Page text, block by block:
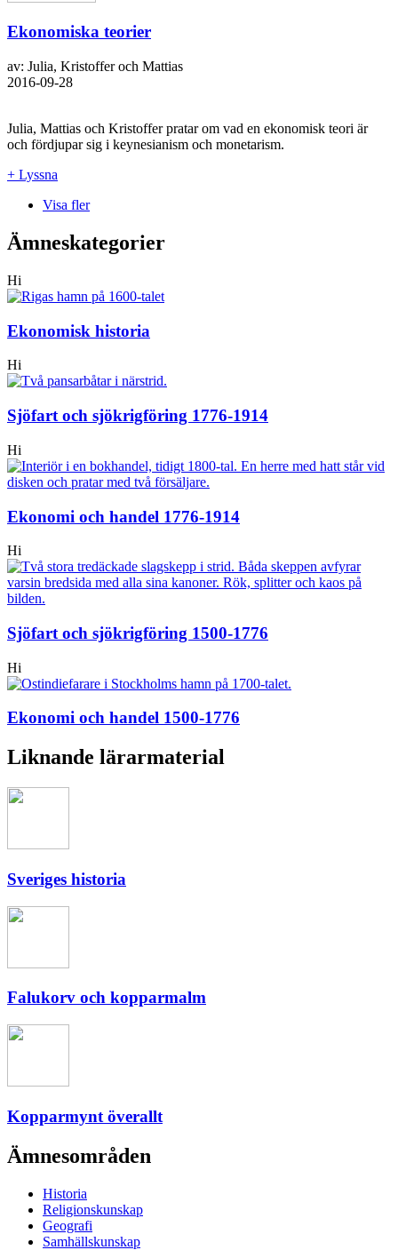
Ekonomiska teorier
av: Julia, Kristoffer och Mattias
2016-09-28
Julia, Mattias och Kristoffer pratar om vad en ekonomisk teori är
och fördjupar sig i keynesianism och monetarism.
+ Lyssna
Visa fler
Ämneskategorier
Hi
Ekonomisk historia
Hi
Sjöfart och sjökrigföring 1776-1914
Hi
Ekonomi och handel 1776-1914
Hi
Sjöfart och sjökrigföring 1500-1776
Hi
Ekonomi och handel 1500-1776
Liknande lärarmaterial
Sveriges historia
Falukorv och kopparmalm
Kopparmynt överallt
Ämnesområden
Historia
Religionskunskap
Geografi
Samhällskunskap